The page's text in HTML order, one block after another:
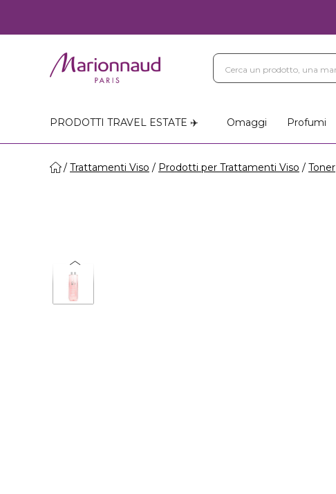
PRODOTTI TRAVEL ESTATE ✈️ Omaggi Profumi
Trattamenti Viso Prodotti per Trattamenti Viso Toner